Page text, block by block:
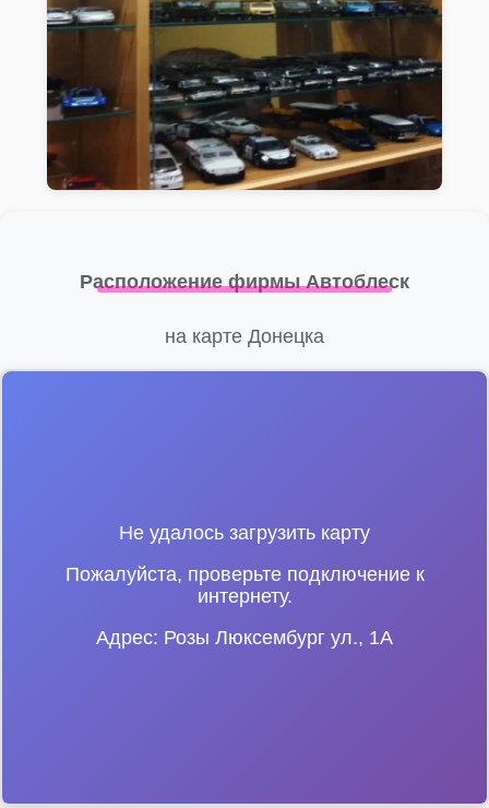
Расположение фирмы Автоблеск
на карте Донецка
Не удалось загрузить карту
Пожалуйста, проверьте подключение к
интернету.
Адрес: Розы Люксембург ул., 1А